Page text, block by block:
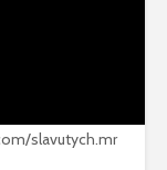
slavutych.mr